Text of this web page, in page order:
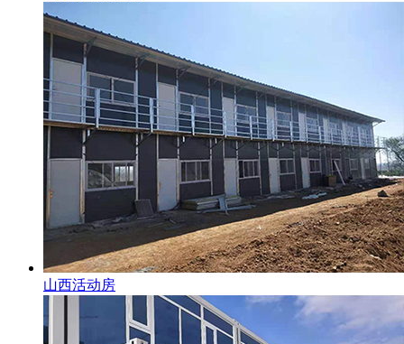
山西活动房